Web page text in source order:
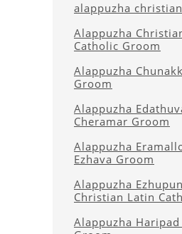
alappuzha
Alappuzha
Catholic Groom
Alappuzha
Groom
Alappuzha
Cheramar Groom
Alappuzha
Ezhava Groom
Alappuzha
Christian Latin
Alappuzha Haripad